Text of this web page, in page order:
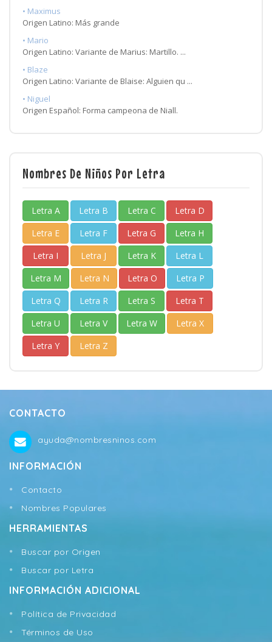
• Maximus
Origen Latino: Más grande
• Mario
Origen Latino: Variante de Marius: Martillo. ...
• Blaze
Origen Latino: Variante de Blaise: Alguien qu ...
• Niguel
Origen Español: Forma campeona de Niall.
Nombres De Niños Por Letra
Letra A Letra B Letra C
Letra D
Letra E
Letra F Letra G
Letra H
Letra I
Letra J Letra K
Letra L
Letra M
Letra N Letra O
Letra P
Letra Q
Letra R Letra S
Letra T
Letra U
Letra V Letra W
Letra X
Letra Y
Letra Z
CONTACTO
ayuda@nombresninos.com
INFORMACIÓN
Contacto
Nombres Populares
HERRAMIENTAS
Buscar por Origen
Buscar por Letra
INFORMACIÓN ADICIONAL
Política de Privacidad
Términos de Uso